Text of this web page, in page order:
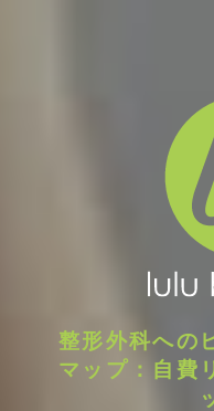
整形外科への
マップ：自費